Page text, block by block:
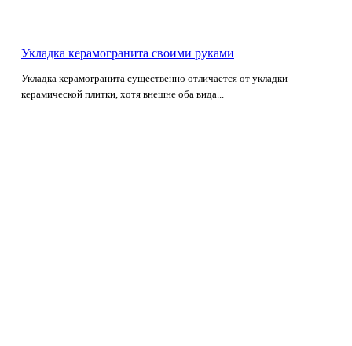
Укладка керамогранита своими руками
Укладка керамогранита существенно отличается от укладки
керамической плитки, хотя внешне оба вида...